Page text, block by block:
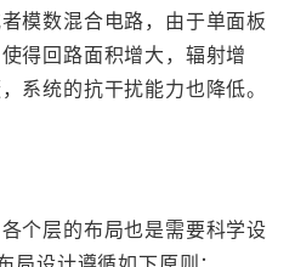
模数混合电路，由于单面板
得回路面积增大，辐射增
系统的抗干扰能力也降低。
个层的布局也是需要科学设